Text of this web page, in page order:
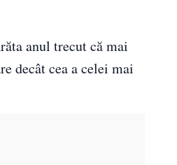
anul trecut că mai
decât cea a celei mai